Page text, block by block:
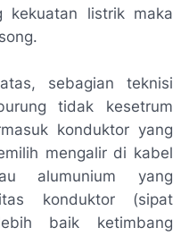
kekuatan listrik maka
sebagian teknisi
tidak kesetrum
konduktor yang
mengalir di kabel
alumunium yang
konduktor (sipat
baik ketimbang